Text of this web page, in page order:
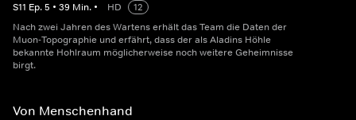
S11 Ep.5 • 39 Min. • HD
12
Nach zwei Jahren des Wartens erhält das Team die Daten der
Muon-Topographie und erfährt, dass der als Aladins Höhle
bekannte Hohlraum möglicherweise noch weitere Geheimnisse
birgt.
Von Menschenhand